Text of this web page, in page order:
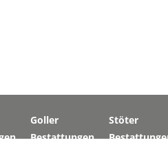
Goller
Bestattungen
Stöter